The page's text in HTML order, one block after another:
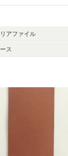
アファイル
ス